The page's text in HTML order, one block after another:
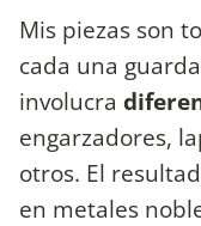
Mis piezas son
cada una
involucra
engarzadores,
otros. El
en metales